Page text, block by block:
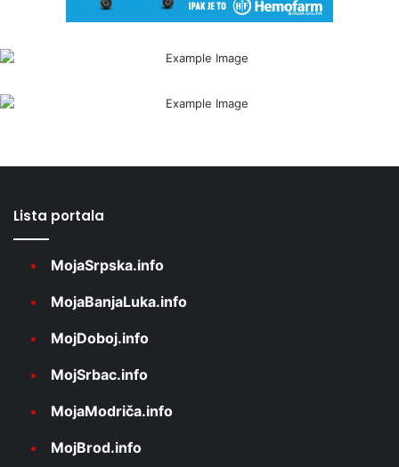
Lista portala
MojaSrpska.info
MojaBanjaLuka.info
MojDoboj.info
MojSrbac.info
MojaModriča.info
MojBrod.info